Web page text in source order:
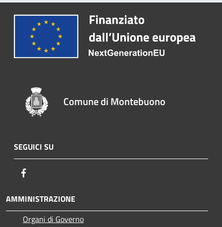
Comune di Montebuono
SEGUICI SU
AMMINISTRAZIONE
Organi di Governo